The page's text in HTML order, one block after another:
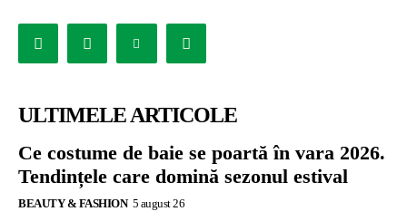
ULTIMELE ARTICOLE
Ce costume de baie se poartă în vara 2026.
Tendințele care domină sezonul estival
BEAUTY & FASHION 5 august 26